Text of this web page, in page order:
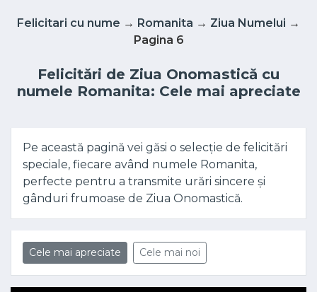
Felicitari cu nume → Romanita → Ziua Numelui →
Pagina 6
Felicitări de Ziua Onomastică cu
numele Romanita: Cele mai apreciate
Pe această pagină vei găsi o selecție de felicitări
speciale, fiecare având numele Romanita,
perfecte pentru a transmite urări sincere și
gânduri frumoase de Ziua Onomastică.
Cele mai apreciate Cele mai noi